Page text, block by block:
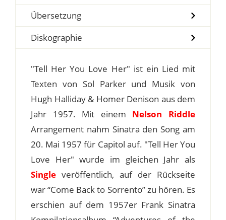
Übersetzung
Diskographie
"Tell Her You Love Her" ist ein Lied mit
Texten von Sol Parker und Musik von
Hugh Halliday & Homer Denison aus dem
Jahr 1957. Mit einem Nelson Riddle
Arrangement nahm Sinatra den Song am
20. Mai 1957 für Capitol auf. "Tell Her You
Love Her" wurde im gleichen Jahr als
Single veröffentlich, auf der Rückseite
war “Come Back to Sorrento” zu hören. Es
erschien auf dem 1957er Frank Sinatra